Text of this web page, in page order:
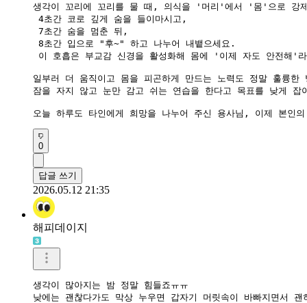
생각이 꼬리에 꼬리를 물 때, 의식을 '머리'에서 '몸'으로 강
4초간 코로 깊게 숨을 들이마시고,
7초간 숨을 멈춘 뒤,
8초간 입으로 "후~" 하고 나누어 내뱉으세요.
이 호흡은 부교감 신경을 활성화해 몸에 '이제 자도 안전해'
일부러 더 움직이고 몸을 피곤하게 만드는 노력도 정말 훌륭
잠을 자지 않고 눈만 감고 쉬는 연습을 한다고 목표를 낮게 잡
오늘 하루도 타인에게 희망을 나누어 주신 용사님, 이제 본인
0
답글 쓰기
2026.05.12 21:35
해피데이지
생각이 많아지는 밤 정말 힘들죠ㅠㅠ
낮에는 괜찮다가도 막상 누우면 갑자기 머릿속이 바빠지면서